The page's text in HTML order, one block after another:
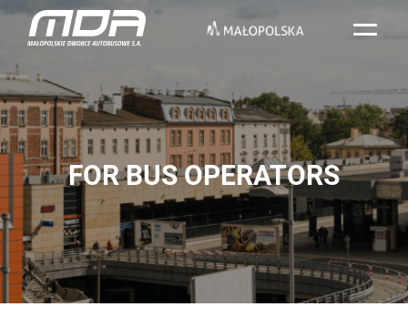
FOR BUS OPERATORS